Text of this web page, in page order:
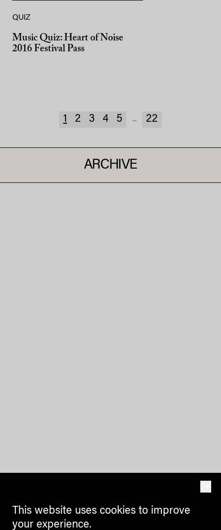
QUIZ
Music Quiz: Heart of Noise
2016 Festival Pass
1 2 3 4 5 ... 22
ARCHIVE
This website uses cookies to improve
your experience.